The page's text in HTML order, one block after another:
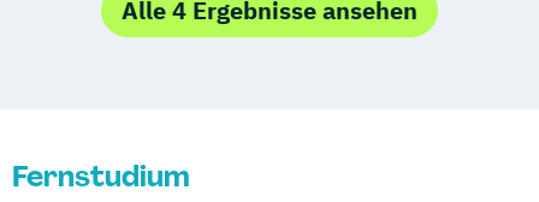
Karlsruhe Mannheim Mönchengladbach
Oberhausen
Alle 4 Ergebnisse ansehen
Fernstudium